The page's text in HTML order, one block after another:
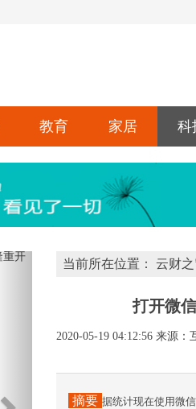
教育 家居 科
Next 当前所在位置： 云财
打开微
2020-05-19 04:12:56 来源：
摘要 据统计现在使用微